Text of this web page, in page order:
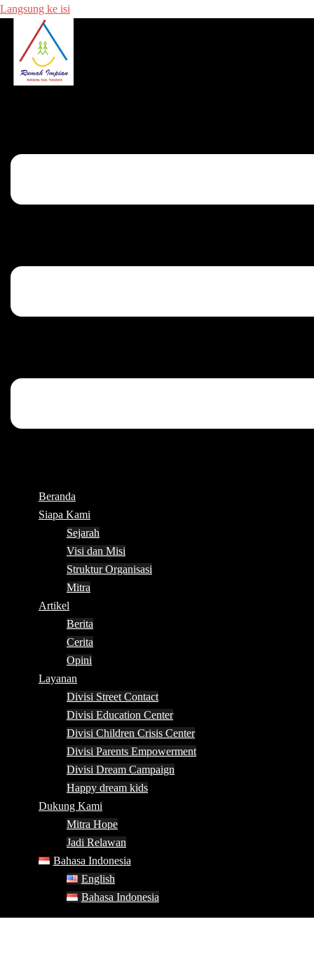
Langsung ke isi
Beranda
Siapa Kami
Sejarah
Visi dan Misi
Struktur Organisasi
Mitra
Artikel
Berita
Cerita
Opini
Layanan
Divisi Street Contact
Divisi Education Center
Divisi Children Crisis Center
Divisi Parents Empowerment
Divisi Dream Campaign
Happy dream kids
Dukung Kami
Mitra Hope
Jadi Relawan
Bahasa Indonesia
English
Bahasa Indonesia